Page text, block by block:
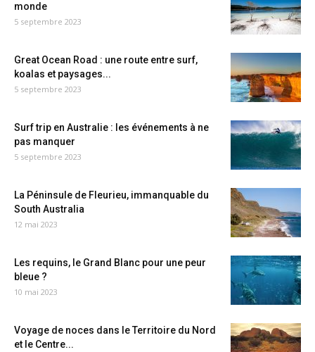
monde
5 septembre 2023
Great Ocean Road : une route entre surf,
koalas et paysages...
5 septembre 2023
Surf trip en Australie : les événements à ne
pas manquer
5 septembre 2023
La Péninsule de Fleurieu, immanquable du
South Australia
12 mai 2023
Les requins, le Grand Blanc pour une peur
bleue ?
10 mai 2023
Voyage de noces dans le Territoire du Nord
et le Centre...